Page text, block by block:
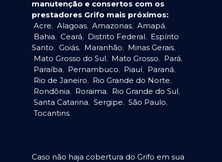
manutenção e consertos com os
prestadores Grifo mais próximos:
Acre, Alagoas, Amazonas, Amapá,
Bahia, Ceará, Distrito Federal, Espírito
Santo, Goiás, Maranhão, Minas Gerais,
Mato Grosso do Sul, Mato Grosso, Pará,
Paraíba, Pernambuco, Piauí, Paraná,
Rio de Janeiro, Rio Grande do Norte,
Rondônia, Roraima, Rio Grande do Sul,
Santa Catarina, Sergipe, São Paulo,
Tocantins.
Caso não haja cobertura do Grifo em sua